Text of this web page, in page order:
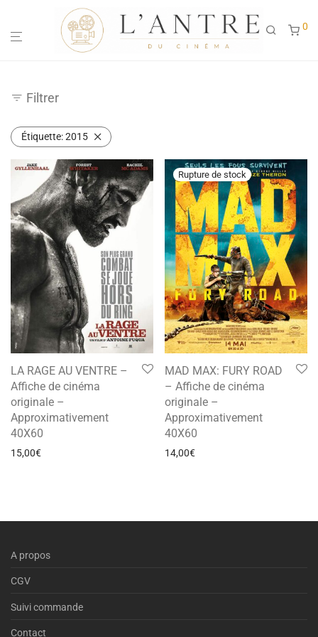
0
Filtrer
Étiquette:2015
LA RAGE AU VENTRE –
Affiche de cinéma
originale –
Approximativement
40X60
15,00€
MAD MAX: FURY ROAD
– Affiche de cinéma
originale –
Approximativement
40X60
14,00€
A propos
CGV
Suivi commande
Contact